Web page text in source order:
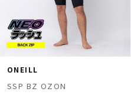
ONEILL
SSP BZ OZON